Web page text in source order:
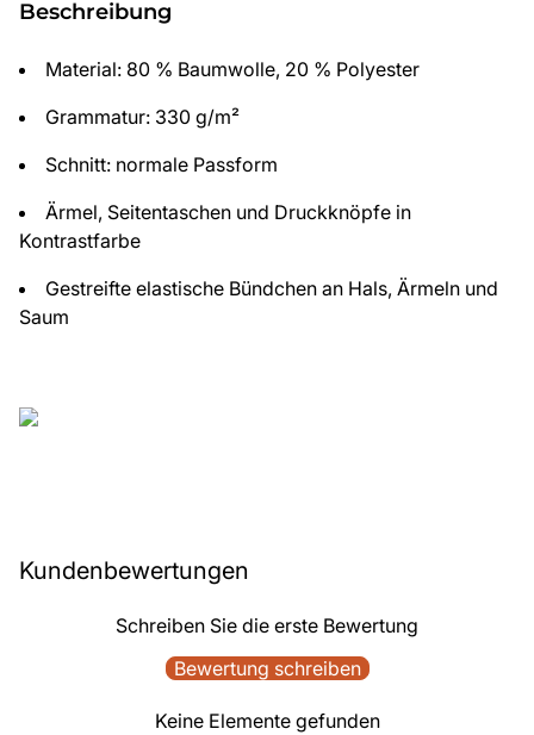
Beschreibung
Material: 80 % Baumwolle, 20 % Polyester
Grammatur: 330 g/m²
Schnitt: normale Passform
Ärmel, Seitentaschen und Druckknöpfe in
Kontrastfarbe
Gestreifte elastische Bündchen an Hals, Ärmeln und
Saum
Kundenbewertungen
Schreiben Sie die erste Bewertung
Bewertung schreiben
Keine Elemente gefunden